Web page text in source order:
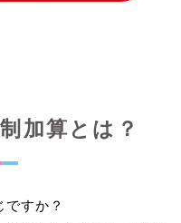
加算とは？
すか？